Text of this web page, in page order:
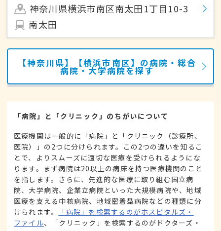
神奈川県横浜市南区南太田1丁目10-3
南太田
【神奈川県】【横浜市南区】の病院・総合
病院・大学病院を探す
「病院」と「クリニック」のちがいについて
医療機関は一般的に「病院」と「クリニック（診療所、
医院）」の2つに分けられます。この2つの違いを知るこ
とで、よりスムーズに適切な医療を受けられるようにな
ります。まず病院は20以上の病床を持つ医療機関のこと
を指します。さらに、先進的な医療に取り組む国立病
院、大学病院、企業立病院といった大規模病院や、地域
医療を支える中核病院、地域密着型病院などの種類に分
けられます。
「病院」を検索するのがホスピタルズ・
ファイル、「クリニック」を検索するのがドクターズ・